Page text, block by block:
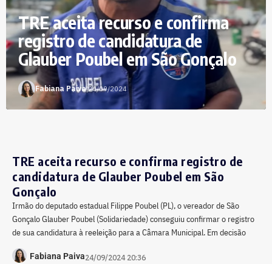
TRE aceita recurso e confirma
registro de candidatura de
Glauber Poubel em São Gonçalo
Fabiana Paiva|24/09/2024
TRE aceita recurso e confirma registro de
candidatura de Glauber Poubel em São
Gonçalo
Irmão do deputado estadual Filippe Poubel (PL), o vereador de São
Gonçalo Glauber Poubel (Solidariedade) conseguiu confirmar o registro
de sua candidatura à reeleição para a Câmara Municipal. Em decisão
Fabiana Paiva24/09/2024 20:36